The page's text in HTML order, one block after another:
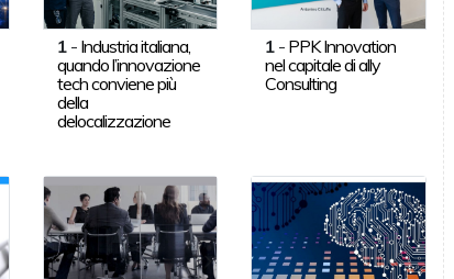
1- Industria italiana,
quando l’innovazione
tech conviene più
della
delocalizzazione
1 - PPK Innovation
nel capitale di ally
Consulting